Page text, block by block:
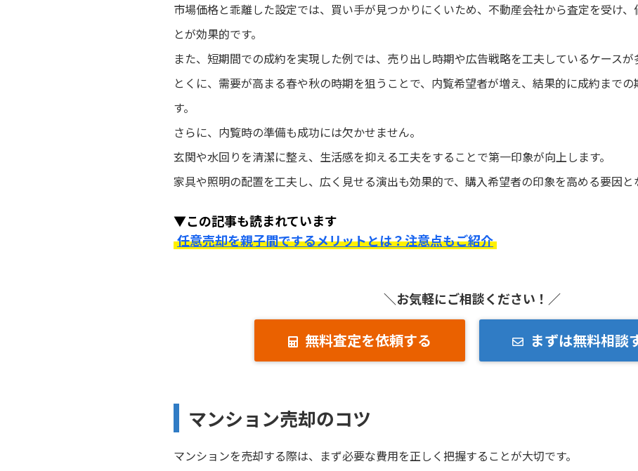
市場価格と乖離した設定では、買い手が見つかりにくいため、不動産会社から査定を受け
とが効果的です。
また、短期間での成約を実現した例では、売り出し時期や広告戦略を工夫しているケースが
とくに、需要が高まる春や秋の時期を狙うことで、内覧希望者が増え、結果的に成約まで
す。
さらに、内覧時の準備も成功には欠かせません。
玄関や水回りを清潔に整え、生活感を抑える工夫をすることで第一印象が向上します。
家具や照明の配置を工夫し、広く見せる演出も効果的で、購入希望者の印象を高める要因と
▼この記事も読まれています
任意売却を親子間でするメリットとは？注意点もご紹介
＼お気軽にご相談ください！／
無料査定を依頼する まずは無料相談
マンション売却のコツ
マンションを売却する際は、まず必要な費用を正しく把握することが大切です。